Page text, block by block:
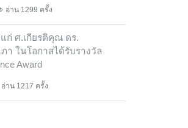
อ่าน 1299 ครั้ง
ก่ ศ.เกียรติคุณ ดร.
ในโอกาสได้รับรางวัล
Award
อ่าน 1217 ครั้ง